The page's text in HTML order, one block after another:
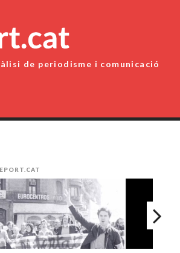
de periodisme i comunicació